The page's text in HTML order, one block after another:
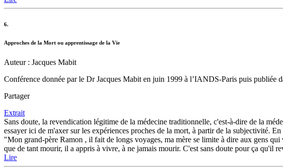
6.
Approches de la Mort ou apprentissage de la Vie
Auteur : Jacques Mabit
Conférence donnée par le Dr Jacques Mabit en juin 1999 à l’IANDS-Paris puis publiée
Partager
Extrait
Sans doute, la revendication légitime de la médecine traditionnelle, c'est-à-dire de la
essayer ici de m'axer sur les expériences proches de la mort, à partir de la subjectivité.
"Mon grand-père Ramon , il fait de longs voyages, ma mère se limite à dire aux gens
que de tant mourir, il a appris à vivre, à ne jamais mourir. C'est sans doute pour ça qu'il
Lire